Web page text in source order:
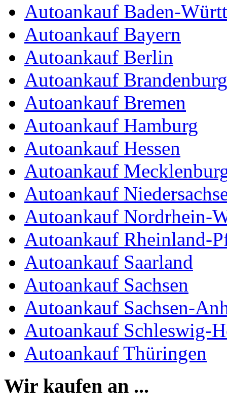
Autoankauf Baden-
Autoankauf Bayern
Autoankauf Berlin
Autoankauf Brandenburg
Autoankauf Bremen
Autoankauf Hamburg
Autoankauf Hessen
Autoankauf
Autoankauf
Autoankauf Nordrhein-
Autoankauf Rheinland-
Autoankauf Saarland
Autoankauf Sachsen
Autoankauf Sachsen-
Autoankauf Schleswig-
Autoankauf Thüringen
Wir kaufen an ...